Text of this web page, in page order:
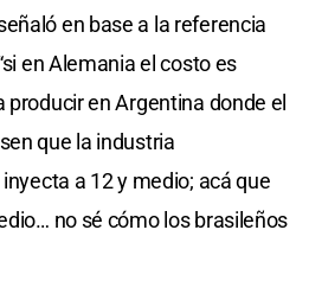
en base a la referencia
en Alemania el costo es
producir en Argentina donde el
que la industria
a 12 y medio; acá que
no sé cómo los brasileños